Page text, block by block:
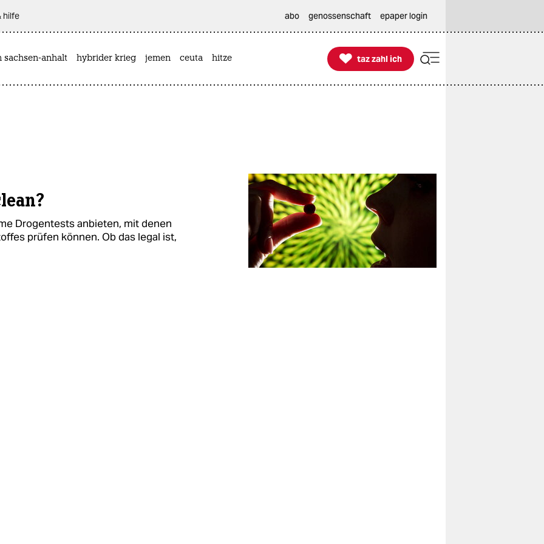
hilfe abo genossenschaft epaper login
sachsen-anhalt hybrider krieg jemen ceuta hitze 
taz zahl ich
taz zahl ich
Drogentests anbieten, mit denen
prüfen können. Ob das legal ist,